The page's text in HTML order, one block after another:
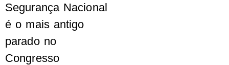
Segurança Nacional
é o mais antigo
parado no
Congresso